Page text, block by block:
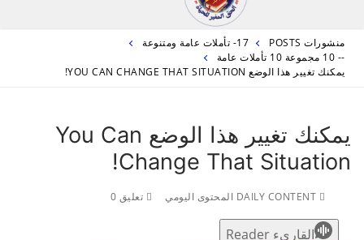
منشورات POSTS
17- تأملات عامة ومتنوعة
-- 10 مجموعة 10 تأملات عامة
يمكنك تغيير هذا الوضع YOU CAN CHANGE THAT SITUATION!
يمكنك تغيير هذا الوضع You Can
Change That Situation!
تعليق 0
القاريء Reader